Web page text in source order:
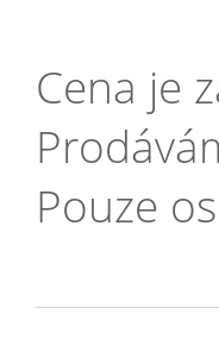
Cena je
Pouze